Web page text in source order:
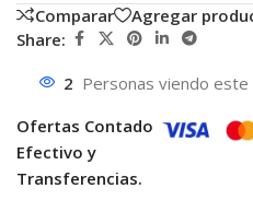
Comparar
Agregar
Share:
2 Personas viendo
Ofertas Contado
Efectivo y
Transferencias.